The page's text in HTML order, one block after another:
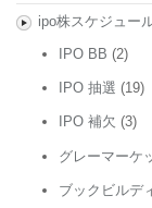
ipo株スケジュー
IPO BB (2)
IPO 抽選 (19)
IPO 補欠 (3)
グレーマーケ
ブックビルデ